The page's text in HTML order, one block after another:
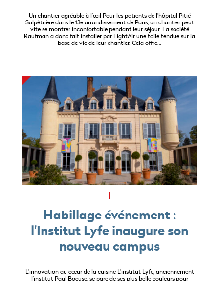
Un chantier agréable à l’œil Pour les patients de l’hôpital Pitié
Salpêtrière dans le 13e arrondissement de Paris, un chantier peut
vite se montrer inconfortable pendant leur séjour. La société
Kaufman a donc fait installer par LightAir une toile tendue sur la
base de vie de leur chantier. Cela offre…
Habillage événement :
l'Institut Lyfe inaugure son
nouveau campus
L’innovation au cœur de la cuisine L’institut Lyfe, anciennement
l’institut Paul Bocuse, se pare de ses plus belle couleurs pour